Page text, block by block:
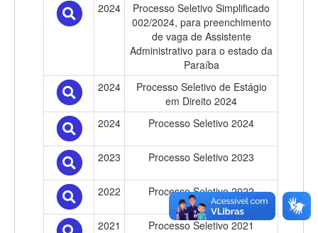
2024
Processo Seletivo Simplificado
002/2024, para preenchimento
de vaga de Assistente
Administrativo para o estado da
Paraíba
2024
Processo Seletivo de Estágio
em Direito 2024
2024
Processo Seletivo 2024
2023 Processo Seletivo 2023
2022 Processo Seletivo 2022
2021 Processo Seletivo 2021